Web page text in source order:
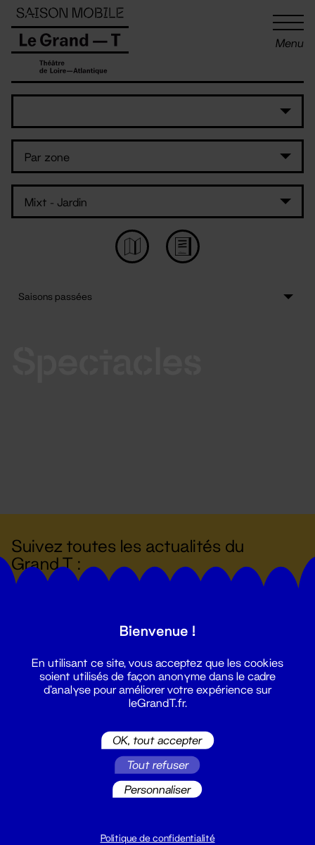
Menu
Suivez toutes les actualités du
Grand T :
billetterie@leGrandT.fr
Panneau de gestion des cookies
Bienvenue !
En utilisant ce site, vous acceptez que les cookies
soient utilisés de façon anonyme dans le cadre
d'analyse pour améliorer votre expérience sur
leGrandT.fr.
OK, tout accepter
Tout refuser
Personnaliser
Politique de confidentialité